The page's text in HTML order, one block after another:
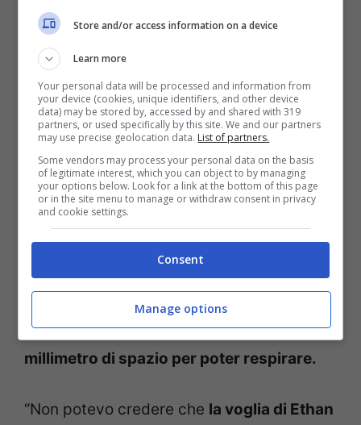
ricoperti da unamassa grumosa di colore
rosso acceso. Inoltre
mesi Ethan ha iniziato a respirare con
fatica, e con la bocca riusciva a malapena
a prendere il seno della mamma.
I genitori hanno quindi portato Ethan in
ospedale, dove i chirurghi hanno scoperto
che la voglia, che era un
, dopo
aver raggiunto la boccastava crescendo
anche nella trachea, bloccando di fatto
l’aria.Ad Ethan era rimasto solo 1
millimetro di spazio per poter respirare.
“Non potevo credere che la voglia di Ethan
Store and/or access information on a device
Learn more
Your personal data will be processed and information from
your device (cookies, unique identifiers, and other device
data) may be stored by, accessed by and shared with 319
partners, or used specifically by this site. We and our partners
may use precise geolocation data. List of partners.
Some vendors may process your personal data on the basis
of legitimate interest, which you can object to by managing
your options below. Look for a link at the bottom of this page
or in the site menu to manage or withdraw consent in privacy
and cookie settings.
Consent
Manage options